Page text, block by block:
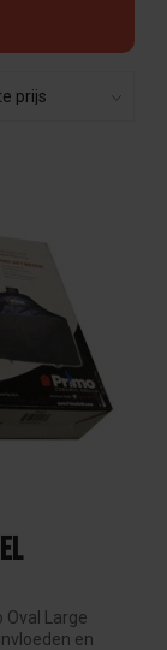
Oval Large
en